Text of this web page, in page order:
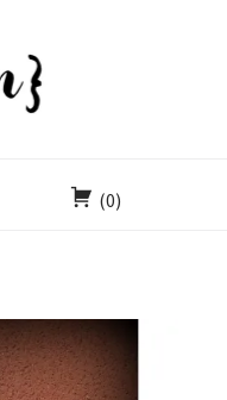
(0)